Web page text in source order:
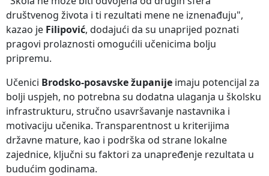
društvenog života i ti rezultati mene ne iznenađuju",
kazao je Filipović, dodajući da su unaprijed poznati
pragovi prolaznosti omogućili učenicima bolju
pripremu.
Učenici Brodsko-posavske županije imaju potencijal za
bolji uspjeh, no potrebna su dodatna ulaganja u školsku
infrastrukturu, stručno usavršavanje nastavnika i
motivaciju učenika. Transparentnost u kriterijima
državne mature, kao i podrška od strane lokalne
zajednice, ključni su faktori za unapređenje rezultata u
budućim godinama.